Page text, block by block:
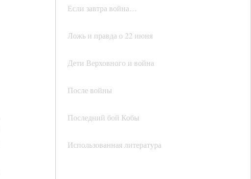
Если завтра война…
Ложь и правда о 22 июня
Дети Верховного и война
После войны
Последний бой Кобы
Использованная литература